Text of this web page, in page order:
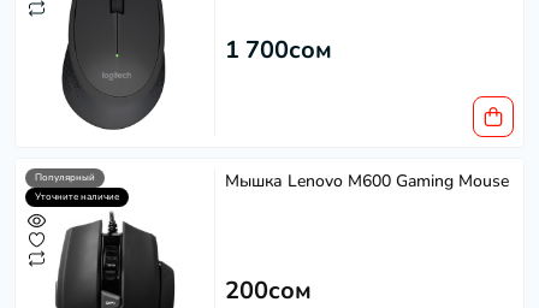
1 700сом
Популярный
Уточните наличие
Мышка Lenovo M600 Gaming Mouse
200сом